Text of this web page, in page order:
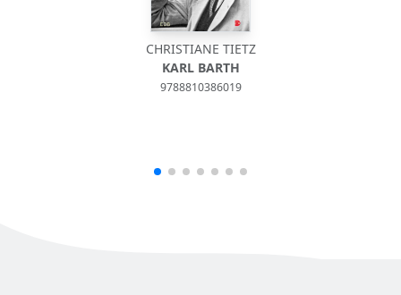
CHRISTIANE TIETZ
KARL BARTH
9788810386019